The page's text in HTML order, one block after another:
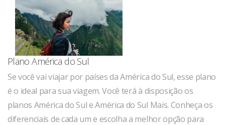
Plano América do Sul
Se você vai viajar por países da América do Sul, esse plano
é o ideal para sua viagem. Você terá à disposição os
planos América do Sul e América do Sul Mais. Conheça os
diferenciais de cada um e escolha a melhor opção para